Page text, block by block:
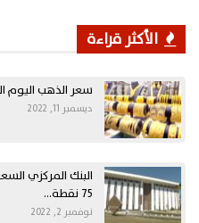
الأكثر قراءة
سعر الذهب اليوم
ديسمبر 11, 2022
البنك المركزي
75 نقطة…
نوفمبر 2, 2022